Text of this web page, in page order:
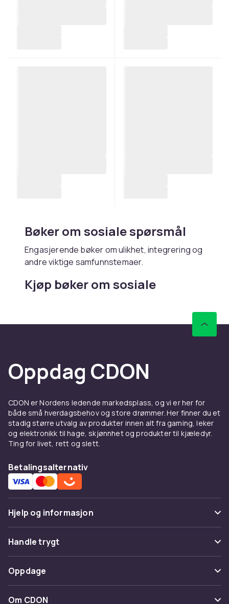
Bøker om sosiale spørsmål
Engasjerende bøker om ulikhet, integrering og
andre viktige samfunnstemaer.
Kjøp bøker om sosiale
Oppdag CDON
CDON er Nordens ledende markedsplass, og vi er her for
både små hverdagsbehov og store drømmer. Her finner du et
stadig større utvalg av produkter innen alt fra gaming, leker
og elektronikk til hage, skjønnhet og produkter til kjæledyr.
Ting for livet, rett og slett.
Betalingsalternativ
Hjelp og informasjon
Vanlige spørsmål
Spor pakke
Angre & returner her
Kontakt oss
Handle trygt
Betaling
Levering
Oppdage
Kategorier
Om CDON